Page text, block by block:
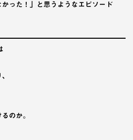
った！」と思うようなエピソード
のか。